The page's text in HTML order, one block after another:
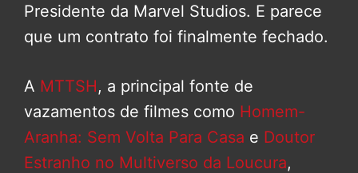
Presidente da Marvel Studios. E parece
que um contrato foi finalmente fechado.
A MTTSH, a principal fonte de
vazamentos de filmes como Homem-
Aranha: Sem Volta Para Casa e Doutor
Estranho no Multiverso da Loucura,